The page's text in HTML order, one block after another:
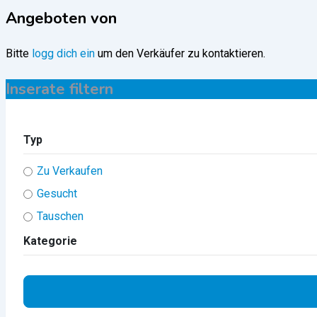
Angeboten von
Bitte logg dich ein um den Verkäufer zu kontaktieren.
Inserate filtern
Typ
Zu Verkaufen
Gesucht
Tauschen
Kategorie